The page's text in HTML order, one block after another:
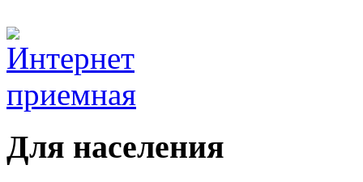
Для населения